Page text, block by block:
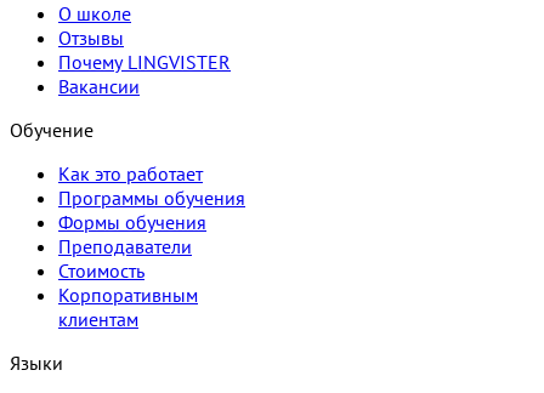
О школе
Отзывы
Почему LINGVISTER
Вакансии
Обучение
Как это работает
Программы обучения
Формы обучения
Преподаватели
Стоимость
Корпоративным
клиентам
Языки